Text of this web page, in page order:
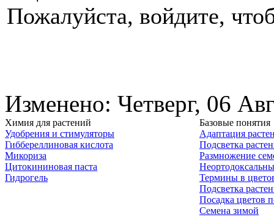
Пожалуйста, войдите,
Изменено: Четверг, 06
Химия для растений
Удобрения и стимуляторы
Гиббереллиновая кислота
Микориза
Цитокининовая паста
Гидрогель
Базовые понятия
Адаптация
Подсветка
Размножение
Термины в
Подсветка
Посадка цветов
Семена зимой